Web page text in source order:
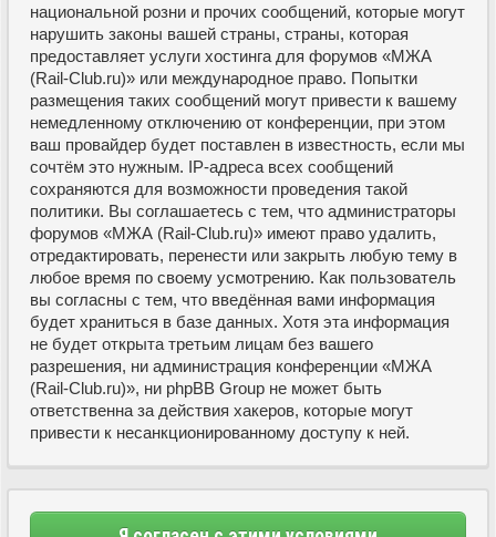
национальной розни и прочих сообщений, которые могут
нарушить законы вашей страны, страны, которая
предоставляет услуги хостинга для форумов «МЖА
(Rail-Club.ru)» или международное право. Попытки
размещения таких сообщений могут привести к вашему
немедленному отключению от конференции, при этом
ваш провайдер будет поставлен в известность, если мы
сочтём это нужным. IP-адреса всех сообщений
сохраняются для возможности проведения такой
политики. Вы соглашаетесь с тем, что администраторы
форумов «МЖА (Rail-Club.ru)» имеют право удалить,
отредактировать, перенести или закрыть любую тему в
любое время по своему усмотрению. Как пользователь
вы согласны с тем, что введённая вами информация
будет храниться в базе данных. Хотя эта информация
не будет открыта третьим лицам без вашего
разрешения, ни администрация конференции «МЖА
(Rail-Club.ru)», ни phpBB Group не может быть
ответственна за действия хакеров, которые могут
привести к несанкционированному доступу к ней.